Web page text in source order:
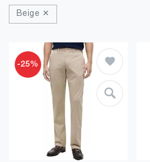
Beige ✕
-25%